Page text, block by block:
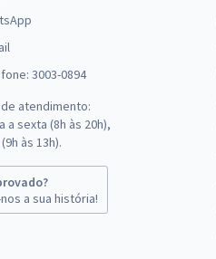
3003-0894
atendimento:
a sexta (8h às 20h),
às 13h).
a sua história!